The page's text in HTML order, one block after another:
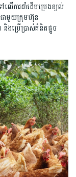
ារដាំដើមប្រេងខ្យល់
ជាមួយក្រុមហ៊ុន
ប្រើប្រាស់គំនិតផ្តួច